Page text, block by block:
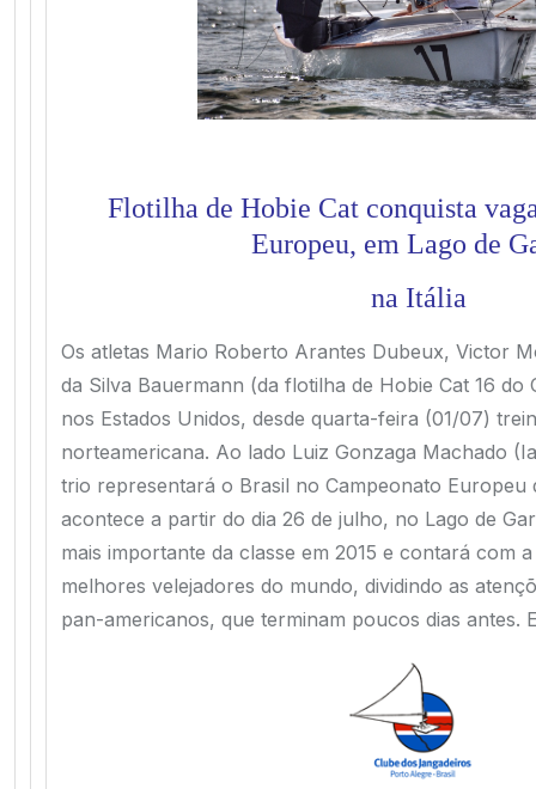
Flotilha de Hobie Cat conquista
Europeu, em Lago de
na Itália
Os atletas Mario Roberto Arantes Dubeux, Victor
da Silva Bauermann (da flotilha de Hobie Cat 16 do
nos Estados Unidos, desde quarta-feira (01/07)
norteamericana. Ao lado Luiz Gonzaga Machado
trio representará o Brasil no Campeonato Europeu
acontece a partir do dia 26 de julho, no Lago de
mais importante da classe em 2015 e contará com
melhores velejadores do mundo, dividindo as
pan-americanos, que terminam poucos dias antes.